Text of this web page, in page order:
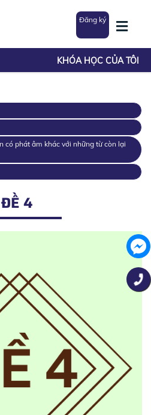
Đăng ký
KHÓA HỌC CỦA TÔI
có phát âm khác với những từ còn lại
ĐỀ 4